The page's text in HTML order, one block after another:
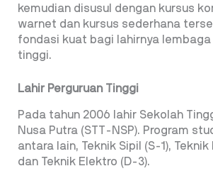
kemudian disusul dengan kursus
warnet dan kursus sederhana
fondasi kuat bagi lahirnya
tinggi.
Lahir Perguruan Tinggi
Pada tahun 2006 lahir Sekolah
Nusa Putra (STT-NSP). Program
antara lain, Teknik Sipil (S-1), Teknik
dan Teknik Elektro (D-3).